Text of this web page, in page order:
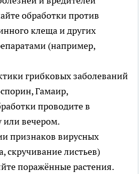
обработки против
клеща и других
(например,
грибковых заболеваний
Гамаир,
проводите в
или вечером.
признаков вирусных
скручивание листьев)
поражённые растения.